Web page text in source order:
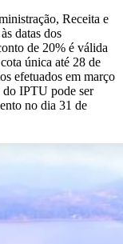
Receita e
datas dos
de 20% é válida
única até 28 de
efetuados em março
do IPTU pode ser
no dia 31 de